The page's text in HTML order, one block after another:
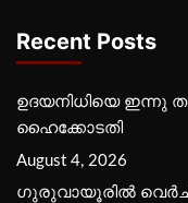
Recent Posts
ഉദയനിധിയെ ഇന്നു
ഹൈക്കോടതി
August 4, 2026
ഗുരുവായൂരില്‍